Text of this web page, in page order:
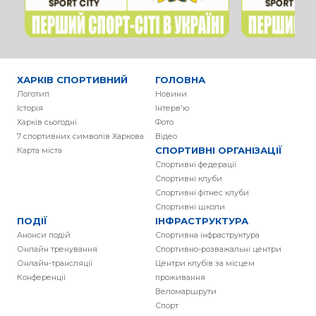
ХАРКІВ СПОРТИВНИЙ
Логотип
Історія
Харків сьогодні
7 спортивних символів Харкова
Карта міста
ГОЛОВНА
Новини
Інтерв'ю
Фото
Вiдео
СПОРТИВНІ ОРГАНІЗАЦІЇ
Спортивні федерації
Спортивні клуби
Спортивні фітнес клуби
Спортивні школи
ПОДІЇ
Анонси подій
Онлайн тренування
Онлайн-трансляції
Конференції
ІНФРАСТРУКТУРА
Спортивна інфраструктура
Спортивно-розважальні центри
Центри клубів за місцем
проживання
Веломаршрути
Спорт